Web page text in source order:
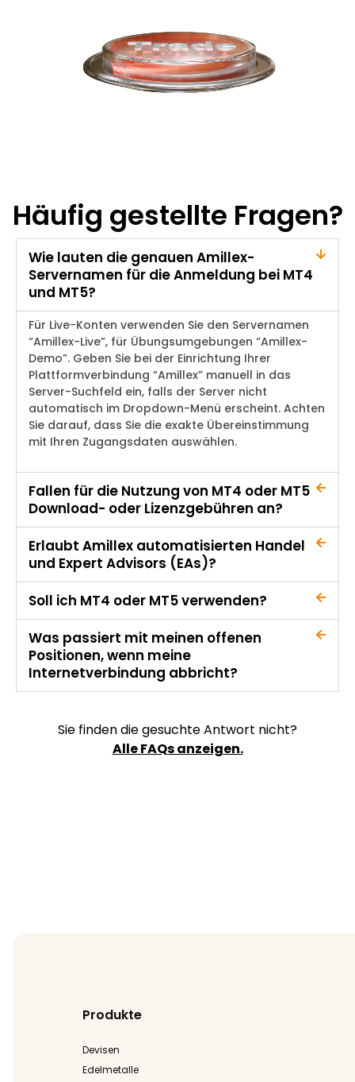
Häufig gestellte Fragen?
Wie lauten die genauen Amillex-
Servernamen für die Anmeldung bei MT4
und MT5?
Für Live-Konten verwenden Sie den Servernamen
“Amillex-Live”, für Übungsumgebungen “Amillex-
Demo”. Geben Sie bei der Einrichtung Ihrer
Plattformverbindung “Amillex” manuell in das
Server-Suchfeld ein, falls der Server nicht
automatisch im Dropdown-Menü erscheint. Achten
Sie darauf, dass Sie die exakte Übereinstimmung
mit Ihren Zugangsdaten auswählen.
Fallen für die Nutzung von MT4 oder MT5
Download- oder Lizenzgebühren an?
Erlaubt Amillex automatisierten Handel
und Expert Advisors (EAs)?
Soll ich MT4 oder MT5 verwenden?
Was passiert mit meinen offenen
Positionen, wenn meine
Internetverbindung abbricht?
Sie finden die gesuchte Antwort nicht?
Alle FAQs anzeigen.
Produkte
Devisen
Edelmetalle